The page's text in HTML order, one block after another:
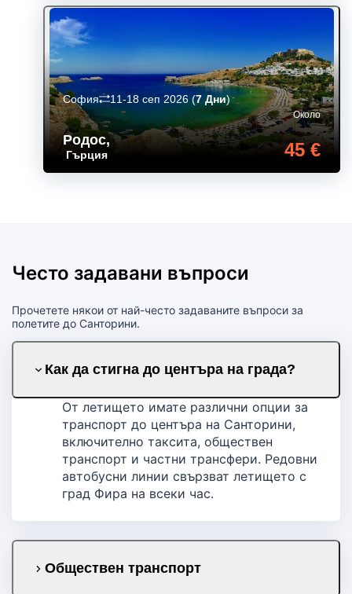
Родос,
Гърция
Около
45 €
София 11-18 сеп 2026(7 Дни)
Често задавани въпроси
Прочетете някои от най-често задаваните въпроси за
полетите до Санторини.
Как да стигна до центъра на града?
От летището имате различни опции за
транспорт до центъра на Санторини,
включително таксита, обществен
транспорт и частни трансфери. Редовни
автобусни линии свързват летището с
град Фира на всеки час.
Обществен транспорт